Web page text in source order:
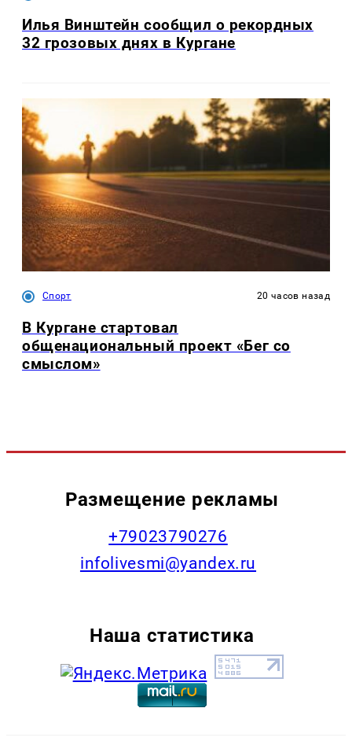
Илья Винштейн сообщил о рекордных
32 грозовых днях в Кургане
Спорт 20 часов назад
В Кургане стартовал
общенациональный проект «Бег со
смыслом»
Размещение рекламы
+79023790276
infolivesmi@yandex.ru
Наша статистика